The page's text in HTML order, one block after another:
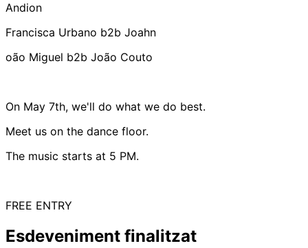
Andion
Francisca Urbano b2b Joahn
oão Miguel b2b João Couto
On May 7th, we'll do what we do best.
Meet us on the dance floor.
The music starts at 5 PM.
FREE ENTRY
Esdeveniment finalitzat